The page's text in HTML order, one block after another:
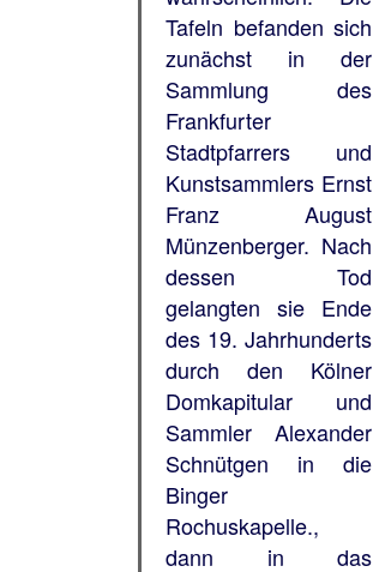
Tafeln befanden sich
zunächst in der
Sammlung des
Frankfurter
Stadtpfarrers und
Kunstsammlers Ernst
Franz August
Münzenberger. Nach
dessen Tod
gelangten sie Ende
des 19. Jahrhunderts
durch den Kölner
Domkapitular und
Sammler Alexander
Schnütgen in die
Binger
Rochuskapelle.,
dann in das